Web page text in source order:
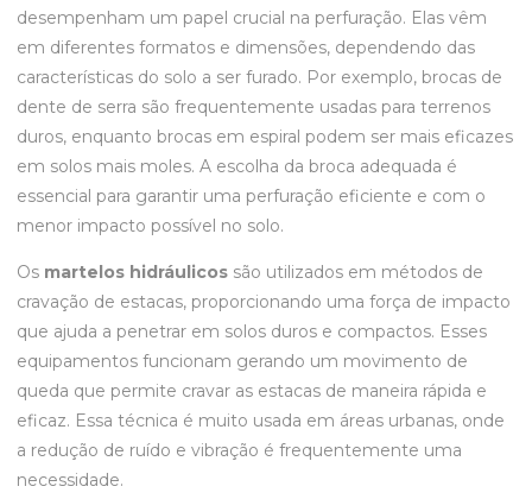
desempenham um papel crucial na perfuração. Elas vêm
em diferentes formatos e dimensões, dependendo das
características do solo a ser furado. Por exemplo, brocas de
dente de serra são frequentemente usadas para terrenos
duros, enquanto brocas em espiral podem ser mais eficazes
em solos mais moles. A escolha da broca adequada é
essencial para garantir uma perfuração eficiente e com o
menor impacto possível no solo.
Os martelos hidráulicos são utilizados em métodos de
cravação de estacas, proporcionando uma força de impacto
que ajuda a penetrar em solos duros e compactos. Esses
equipamentos funcionam gerando um movimento de
queda que permite cravar as estacas de maneira rápida e
eficaz. Essa técnica é muito usada em áreas urbanas, onde
a redução de ruído e vibração é frequentemente uma
necessidade.